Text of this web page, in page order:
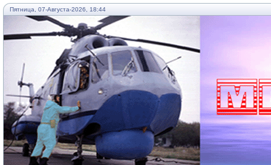
Пятница, 07-Августа-2026, 18:44
...